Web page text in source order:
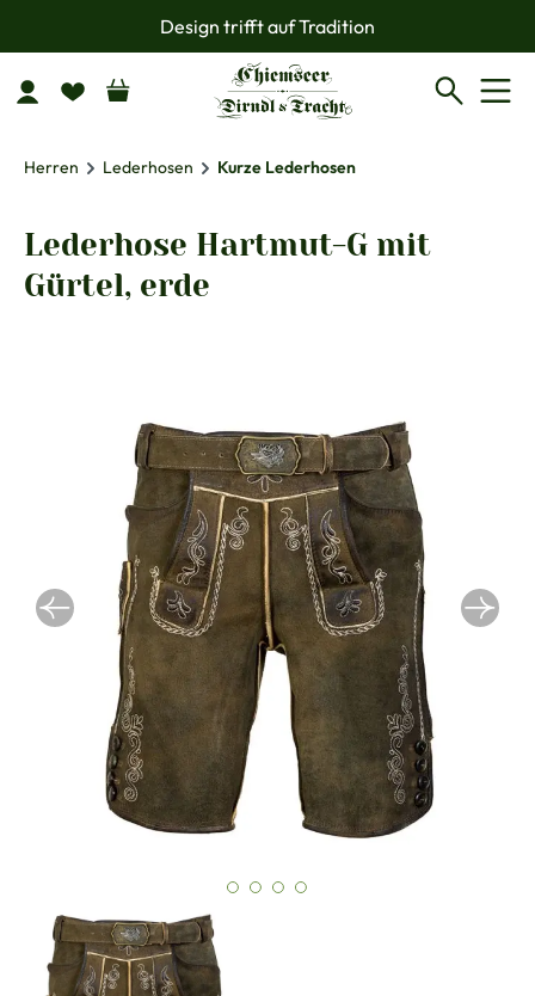
Zum Hauptinhalt springenDesign trifft auf Tradition
Herren Lederhosen Kurze Lederhosen
Lederhose Hartmut-G mit
Gürtel, erde